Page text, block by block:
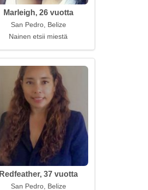
Marleigh, 26 vuotta
San Pedro, Belize
Nainen etsii miestä
Redfeather, 37 vuotta
San Pedro, Belize